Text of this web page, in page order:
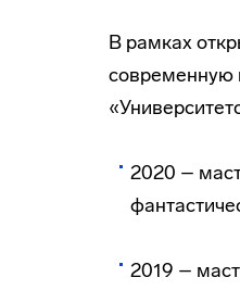
В рамках
современную
2020 –
2019 –